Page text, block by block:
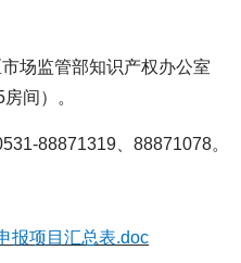
场监管部知识产权办公室
间）。
88871319、88871078。
报项目汇总表.doc